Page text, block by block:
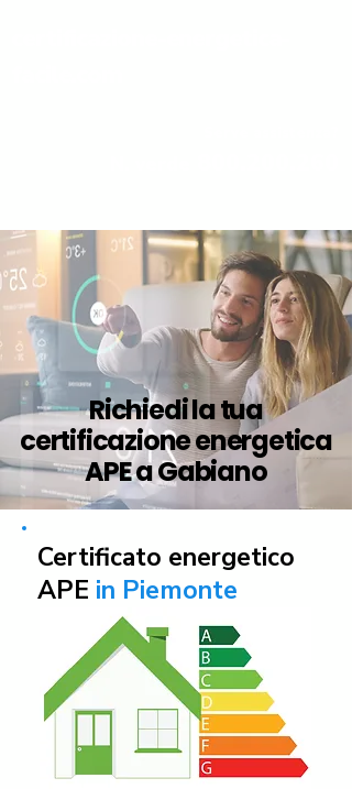
Richiedi la tua
certificazione energetica
APE a Gabiano
Certificato energetico
APE in Piemonte